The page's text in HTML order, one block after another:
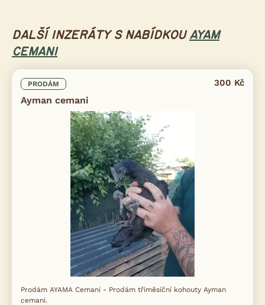
DALŠÍ INZERÁTY S NABÍDKOU AYAM
CEMANI
PRODÁM
Ayman cemani
300 Kč
Prodám AYAMA Cemani - Prodám tříměsíční kohouty Ayman
cemani.